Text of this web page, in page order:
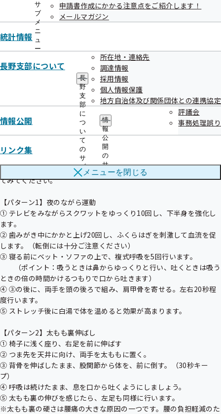
サ
ブ
メ
ニ
ュ
ー
申請書作成にかかる注意点をご紹介します！
メールマガジン
統計情報
長野支部について
長
野
支
部
に
つ
い
て
の
サ
ブ
メ
ー
所在地・連絡先
調達情報
採用情報
個人情報保護
地方自治体及び関係団体との連携協定
情報公開
情
報
公
開
の
サ
ブ
メ
ー
評議会
事務処理誤り
リンク集
メニューを閉じる
11月に入り、朝晩の冷え込みが一段と増し、秋から冬への移ろいを
感じる季節になりました。皆さまお変わりなくお過ごしでしょうか。
木々の色づきが深まり、あったかい飲み物が恋しくなるこの頃、体調
を崩しやすい時期でもあります。健康管理にはより一層お気を付けく
ださい。
１.　+10（プラステン）から始めよう！
朝晩の寒さが増す11月は、血行が悪くなり、肩こりや腰痛が出や
すい季節です。また、体が冷えることで代謝が下がり、疲れが取れに
くくなることもあります。そんな季節こそ、無理のないストレッチや
簡単な筋トレで体を温め、冬に備えた「冷えに負けない体づくり」を
始めてみましょう。ストレッチ等に時間を割くことが難しい方には、
まずは日常生活の中で行える【パターン1】の運動から是非取り入れ
てみてください。
【パターン1】夜のながら運動
① テレビをみながらスクワットをゆっくり10回し、下半身を強化し
ます。
② 歯みがき中にかかと上げ20回し、ふくらはぎを刺激して血流を促
します。（転倒には十分ご注意ください）
③ 寝る前にベット・ソファの上で、複式呼吸を5回行います。
（ポイント：吸うときは鼻からゆっくりと行い、吐くときは吸う
ときの倍の時間かけるつもりで口から吐きます）
④ ③の後に、両手を頭の後ろで組み、肩甲骨を寄せる。左右20秒程
度行います。
⑤ ストレッチ後に白湯で体を温めると効果が高まります。
【パターン2】太もも裏伸ばし
① 椅子に浅く座り、右足を前に伸ばす
② つま先を天井に向け、両手を太ももに置く。
③ 背骨を伸ばしたまま、股関節から体を、前に倒す。（30秒キー
プ）
④ 呼吸は続けたまま、息を口から吐くようにしましょう。
⑤ 太もも裏の伸びを感じたら、左足も同様に行います。
※太もも裏の硬さは腰痛の大きな原因の一つです。腰の負担軽減のた